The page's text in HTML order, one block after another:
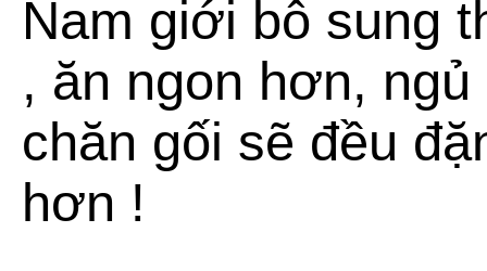
Nam giới bỗ sung
, ăn ngon hơn,
chăn gối sẽ đều
hơn !